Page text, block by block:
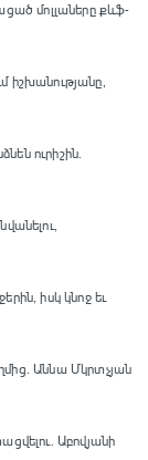
մոլլաները քևֆ-
իշխանությանը,
ուրիշին.
իսկ կնոջ եւ
Աննա Մկրտչյան
Աբովյանի